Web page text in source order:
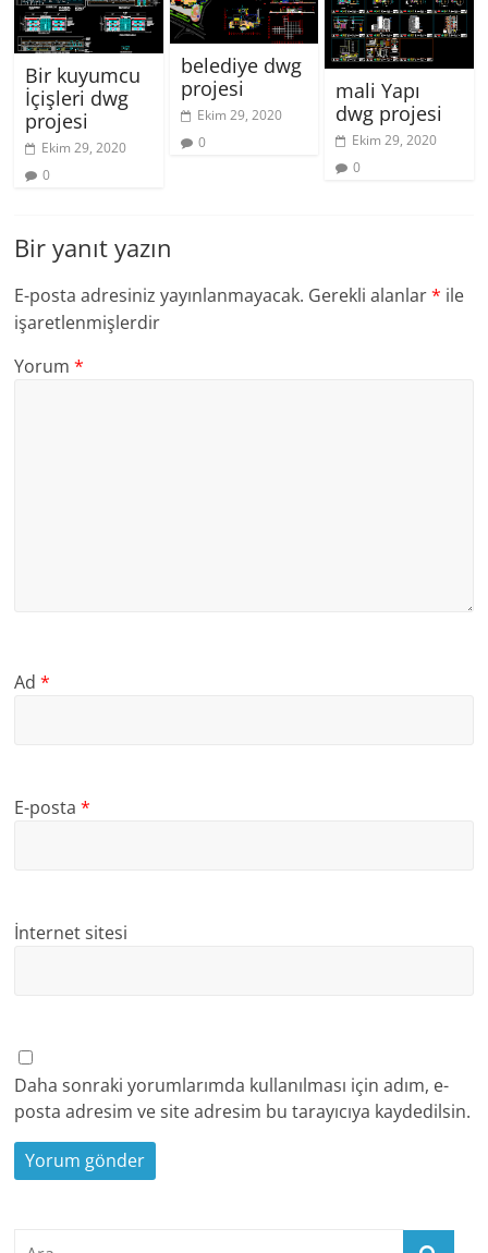
Bir kuyumcu
İçişleri dwg
projesi
Ekim 29, 2020
0
belediye dwg
projesi
Ekim 29, 2020
0
mali Yapı
dwg projesi
Ekim 29, 2020
0
Bir yanıt yazın
E-posta adresiniz yayınlanmayacak. Gerekli alanlar* ile
işaretlenmişlerdir
Yorum*
Ad*
E-posta*
İnternet sitesi
Daha sonraki yorumlarımda kullanılması için adım, e-
posta adresim ve site adresim bu tarayıcıya kaydedilsin.